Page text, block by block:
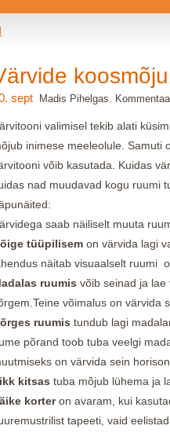
sept Madis Pihelgas.
valimisel tekib alati
inimese meeleolule. Samuti
võib kasutada. Kuidas
nad muudavad kogu ruumi
saab näiliselt muuta
tüüpilisem on värvida lagi
näitab visuaalselt ruumi
ruumis võib seinad ja
võimalus on värvida
ruumis tundub lagi
põrand toob tuba veelgi
on värvida sein
kitsas tuba mõjub lühema ja
korteron avaram, kui
tapeeti, vaid